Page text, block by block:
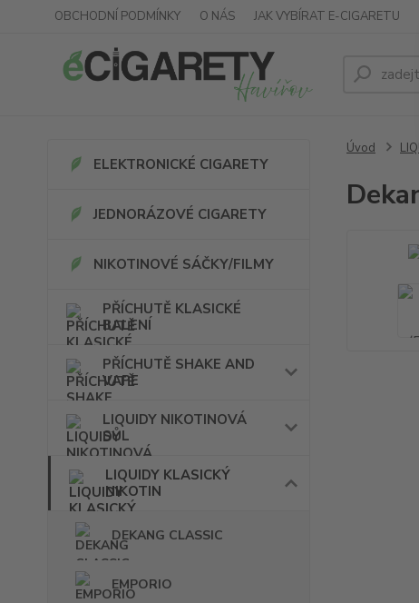
OBCHODNÍ PODMÍNKY O NÁS JAK VYBÍRAT E-CIGARETU
ELEKTRONICKÉ CIGARETY
JEDNORÁZOVÉ CIGARETY
NIKOTINOVÉ SÁČKY/FILMY
PŘÍCHUTĚ KLASICKÉ
BALENÍ
PŘÍCHUTĚ SHAKE AND
VAPE
LIQUIDY NIKOTINOVÁ
SŮL
LIQUIDY KLASICKÝ
NIKOTIN
DEKANG CLASSIC
EMPORIO
Úvod